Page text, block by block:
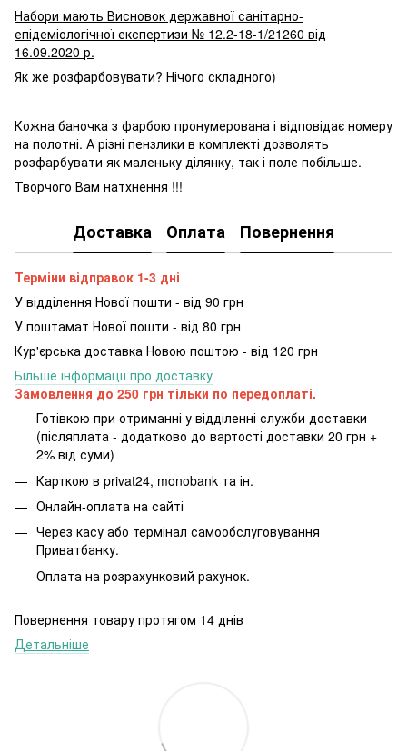
Набори мають Висновок державної санітарно-
епідеміологічної експертизи № 12.2-18-1/21260 від
16.09.2020 р.
Як же розфарбовувати? Нічого складного)
Кожна баночка з фарбою пронумерована і відповідає номеру
на полотні. А різні пензлики в комплекті дозволять
розфарбувати як маленьку ділянку, так і поле побільше.
Творчого Вам натхнення !!!
Доставка Оплата Повернення
Терміни відправок 1-3 дні
У відділення Нової пошти - від 90 грн
У поштамат Нової пошти - від 80 грн
Кур'єрська доставка Новою поштою - від 120 грн
Більше інформації про доставку
Замовлення до 250 грн тільки по передоплаті.
Готівкою при отриманні у відділенні служби доставки
(післяплата - додатково до вартості доставки 20 грн +
2% від суми)
Карткою в privat24, monobank та ін.
Онлайн-оплата на сайті
Через касу або термінал самообслуговування
Приватбанку.
Оплата на розрахунковий рахунок.
Повернення товару протягом 14 днів
Детальніше